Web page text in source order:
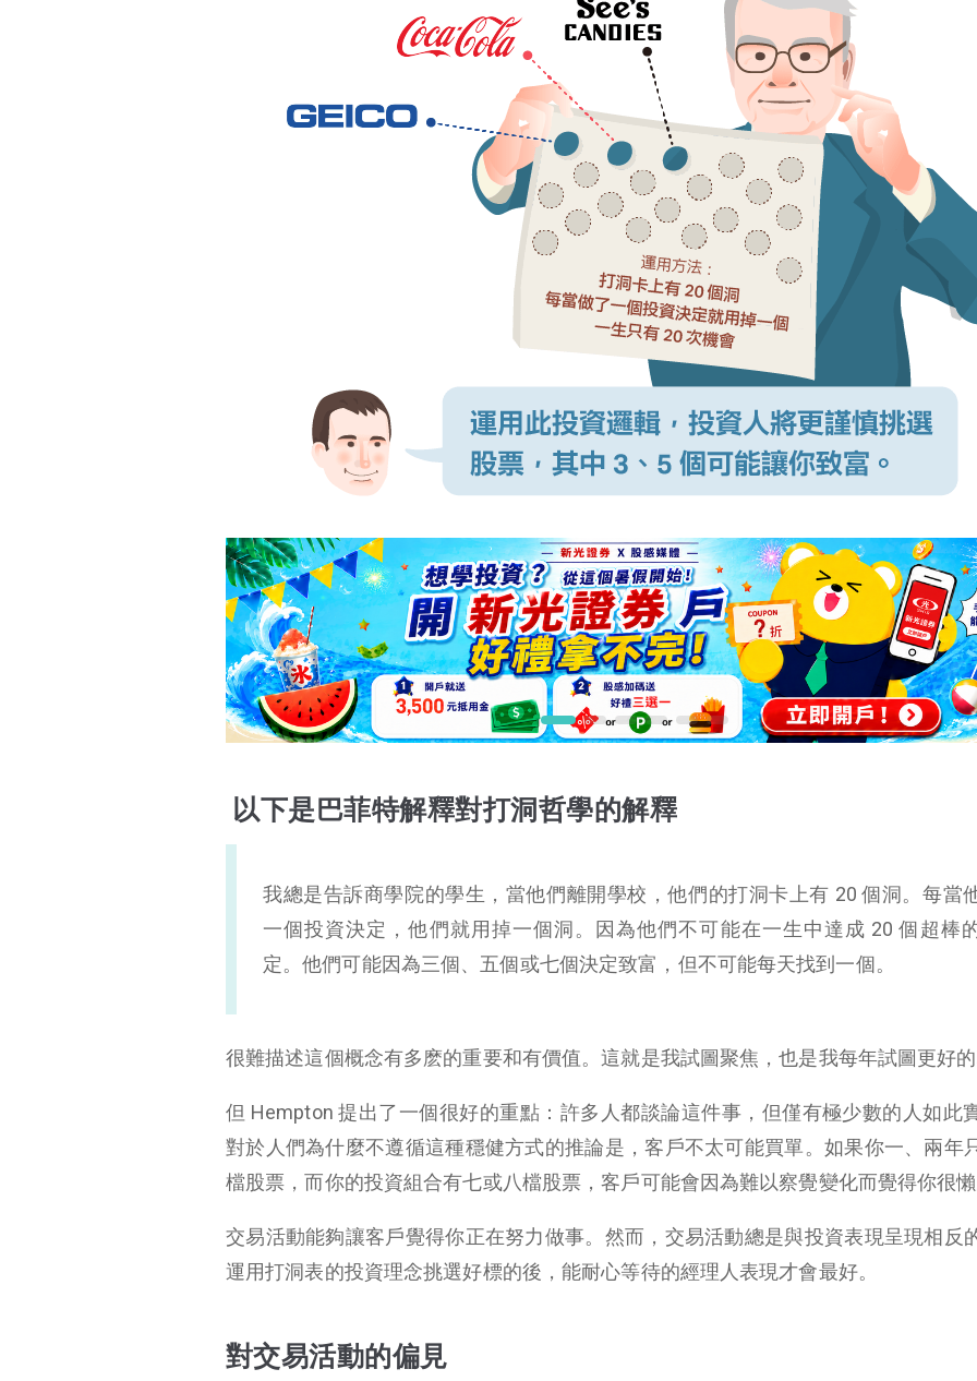
以下是巴菲特解釋對打洞哲學的解釋
我總是告訴商學院的學生，當他們離開學校，他們的打洞卡上有 20 個洞。每當
一個投資決定，他們就用掉一個洞。因為他們不可能在一生中達成 20 個超棒
定。他們可能因為三個、五個或七個決定致富，但不可能每天找到一個。
很難描述這個概念有多麽的重要和有價值。這就是我試圖聚焦，也是我每年試圖更好的
但 Hempton 提出了一個很好的重點：許多人都談論這件事，但僅有極少數的人如此
對於人們為什麼不遵循這種穩健方式的推論是，客戶不太可能買單。如果你一、兩年
檔股票，而你的投資組合有七或八檔股票，客戶可能會因為難以察覺變化而覺得你很懶
交易活動能夠讓客戶覺得你正在努力做事。 然而，交易活動總是與投資表現呈現相反
運用打洞表的投資理念挑選好標的後，能耐心等待的經理人表現才會最好。
對交易活動的偏見